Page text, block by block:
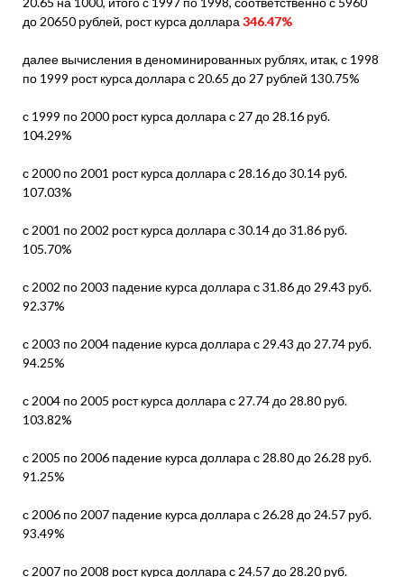
до 20650 рублей, рост курса доллара 346.47%
далее вычисления в деноминированных рублях, итак, с 1998
по 1999 рост курса доллара с 20.65 до 27 рублей 130.75%
с 1999 по 2000 рост курса доллара с 27 до 28.16 руб.
104.29%
с 2000 по 2001 рост курса доллара с 28.16 до 30.14 руб.
107.03%
с 2001 по 2002 рост курса доллара с 30.14 до 31.86 руб.
105.70%
с 2002 по 2003 падение курса доллара с 31.86 до 29.43 руб.
92.37%
с 2003 по 2004 падение курса доллара с 29.43 до 27.74 руб.
94.25%
с 2004 по 2005 рост курса доллара с 27.74 до 28.80 руб.
103.82%
с 2005 по 2006 падение курса доллара с 28.80 до 26.28 руб.
91.25%
с 2006 по 2007 падение курса доллара с 26.28 до 24.57 руб.
93.49%
с 2007 по 2008 рост курса доллара с 24.57 до 28.20 руб.